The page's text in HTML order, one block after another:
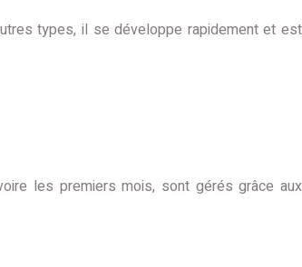
types, il se développe rapidement et est
les premiers mois, sont gérés grâce aux